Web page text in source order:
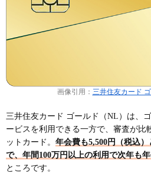
画像引用： 三井住友カード
三井住友カード ゴールド（NL）は、
ービスを利用できる一方で、審査が比
ットカード。 年会費も5,500円（税込
で、年間100万円以上の利用で次年も
ところです。